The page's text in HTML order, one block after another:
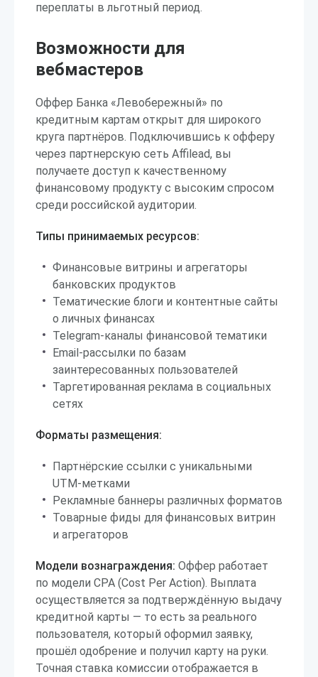
переплаты в льготный период.
Возможности для
вебмастеров
Оффер Банка «Левобережный» по
кредитным картам открыт для широкого
круга партнёров. Подключившись к офферу
через партнерскую сеть Affilead, вы
получаете доступ к качественному
финансовому продукту с высоким спросом
среди российской аудитории.
Типы принимаемых ресурсов:
Финансовые витрины и агрегаторы
банковских продуктов
Тематические блоги и контентные сайты
о личных финансах
Telegram-каналы финансовой тематики
Email-рассылки по базам
заинтересованных пользователей
Таргетированная реклама в социальных
сетях
Форматы размещения:
Партнёрские ссылки с уникальными
UTM-метками
Рекламные баннеры различных форматов
Товарные фиды для финансовых витрин
и агрегаторов
Модели вознаграждения: Оффер работает
по модели CPA (Cost Per Action). Выплата
осуществляется за подтверждённую выдачу
кредитной карты — то есть за реального
пользователя, который оформил заявку,
прошёл одобрение и получил карту на руки.
Точная ставка комиссии отображается в